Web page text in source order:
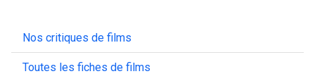
Nos critiques de films
Toutes les fiches de films